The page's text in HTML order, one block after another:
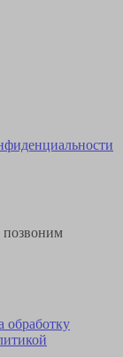
позвоним
обработку